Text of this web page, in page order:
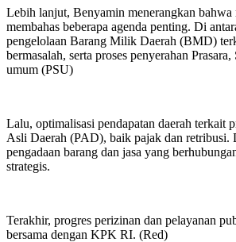
Lebih lanjut, Benyamin menerangkan
membahas beberapa agenda penting. Di
pengelolaan Barang Milik Daerah (BMD)
bermasalah, serta proses penyerahan
umum (PSU)
Lalu, optimalisasi pendapatan daerah terkait
Asli Daerah (PAD), baik pajak dan retribusi.
pengadaan barang dan jasa yang
strategis.
Terakhir, progres perizinan dan pelayanan
bersama dengan KPK RI. (Red)